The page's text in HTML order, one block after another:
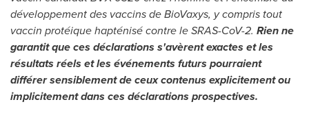
développement des vaccins de BioVaxys, y compris tout
vaccin protéique hapténisé contre le SRAS-CoV-2. Rien ne
garantit que ces déclarations s'avèrent exactes et les
résultats réels et les événements futurs pourraient
différer sensiblement de ceux contenus explicitement ou
implicitement dans ces déclarations prospectives.